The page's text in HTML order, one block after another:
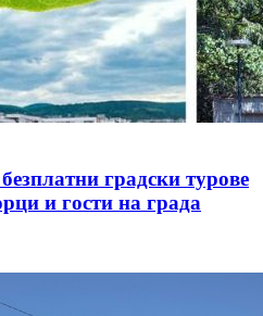
градски турове
и гости на града